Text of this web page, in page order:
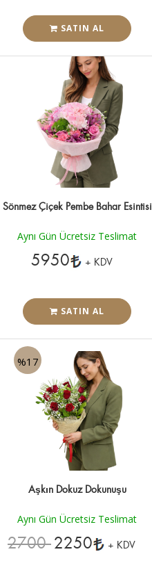
SATIN AL
Sönmez Çiçek Pembe Bahar Esintisi
Aynı Gün Ücretsiz Teslimat
5950 + KDV
SATIN AL
%17
Aşkın Dokuz Dokunuşu
Aynı Gün Ücretsiz Teslimat
27002250 + KDV